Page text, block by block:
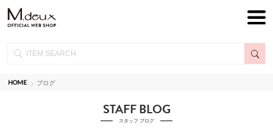
HOME ブログ
STAFF BLOG
スタッフ ブログ